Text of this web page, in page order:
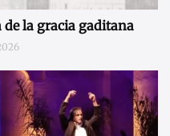
la gracia gaditana